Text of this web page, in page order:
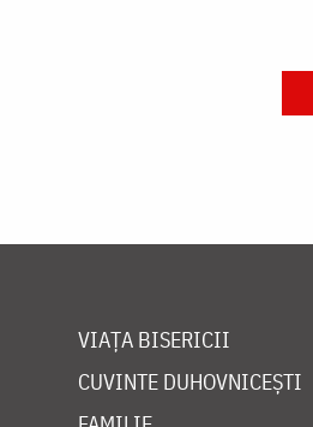
VIAȚA BISERICII
CUVINTE DUHOVNICEȘTI